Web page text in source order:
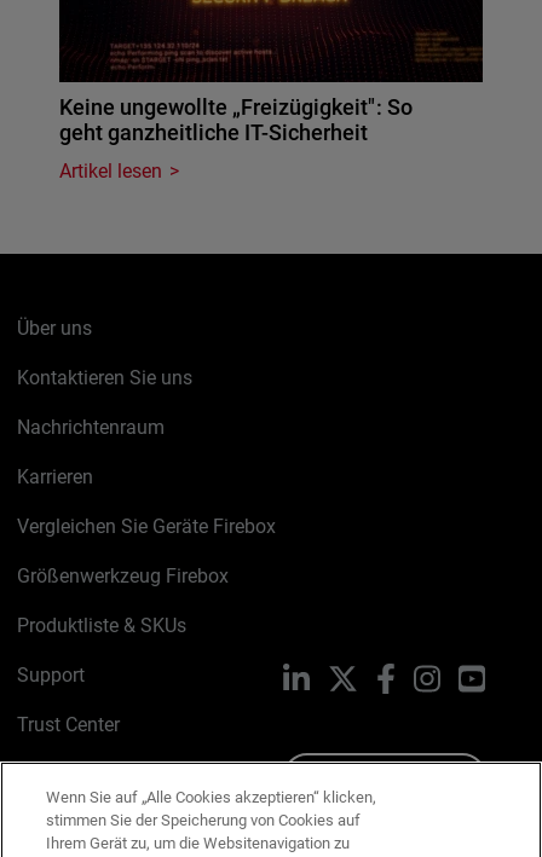
Keine ungewollte „Freizügigkeit": So
geht ganzheitliche IT-Sicherheit
Artikel lesen
Über uns
Kontaktieren Sie uns
Nachrichtenraum
Karrieren
Vergleichen Sie Geräte Firebox
Größenwerkzeug Firebox
Produktliste & SKUs
Support
Trust Center
Cookie-Richtlinie
LinkedIn FacebookInstagram
Wenn Sie auf „Alle Cookies akzeptieren“ klicken,
stimmen Sie der Speicherung von Cookies auf
Ihrem Gerät zu, um die Websitenavigation zu